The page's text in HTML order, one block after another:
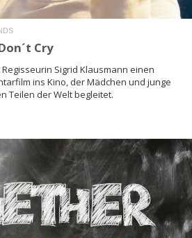
Cry
Regisseurin Sigrid Klausmann einen
ins Kino, der Mädchen und junge
Teilen der Welt begleitet.